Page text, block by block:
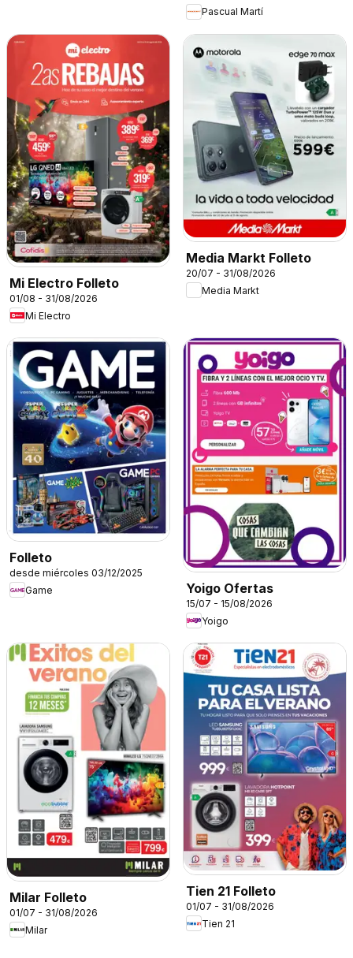
Pascual Martí
Mi Electro Folleto
01/08 - 31/08/2026
Mi Electro
Media Markt Folleto
20/07 - 31/08/2026
Media Markt
Folleto
desde miércoles 03/12/2025
Game
Yoigo Ofertas
15/07 - 15/08/2026
Yoigo
Milar Folleto
01/07 - 31/08/2026
Milar
Tien 21 Folleto
01/07 - 31/08/2026
Tien 21